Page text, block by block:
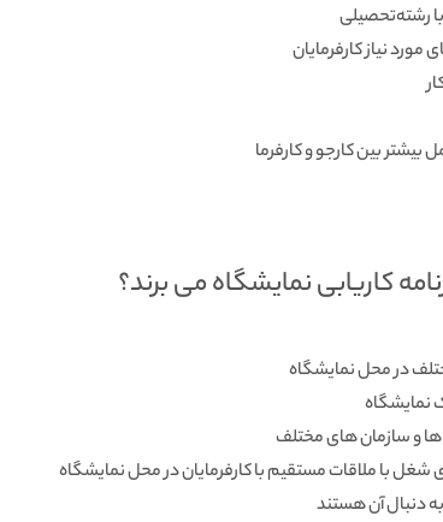
رشته‌تحصیلی
نیاز کارفرمایان
بیشتر بین کارجو و کارفرما
کاریابی نمایشگاه می برند؟
در محل نمایشگاه
نمایشگاه
ها و سازمان­ های مختلف
شغل با ملاقات مستقیم با کارفرمایان در محل نمایشگاه
به دنبال آن هستند